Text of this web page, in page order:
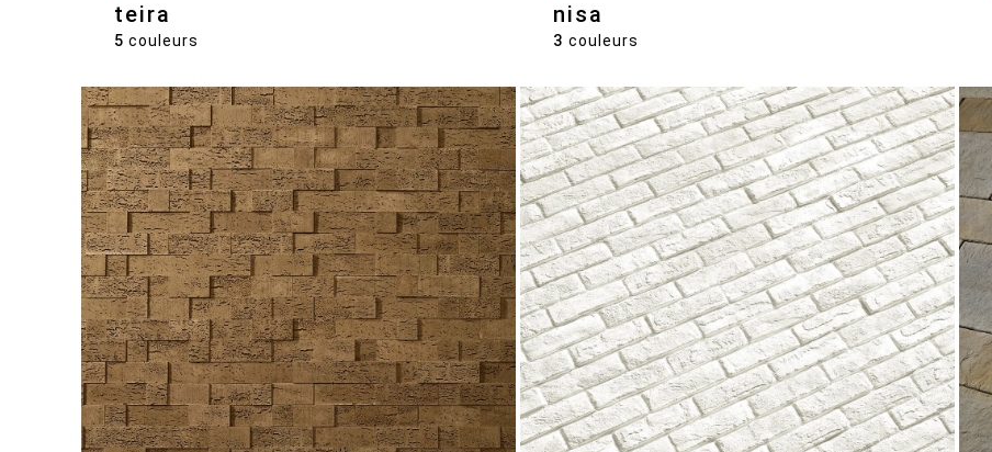
teira
5 couleurs
nisa
3 couleurs